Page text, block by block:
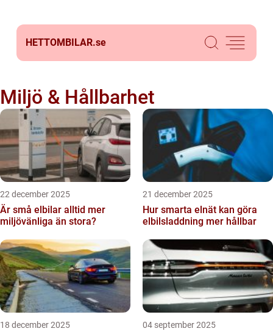
HETTOMBILAR.se
Miljö & Hållbarhet
22 december 2025
Är små elbilar alltid mer
miljövänliga än stora?
21 december 2025
Hur smarta elnät kan göra
elbilsladdning mer hållbar
18 december 2025 04 september 2025